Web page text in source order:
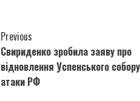
Continue
Reading
Previous
Свириденко зробила заяву про
відновлення Успенського
атаки РФ